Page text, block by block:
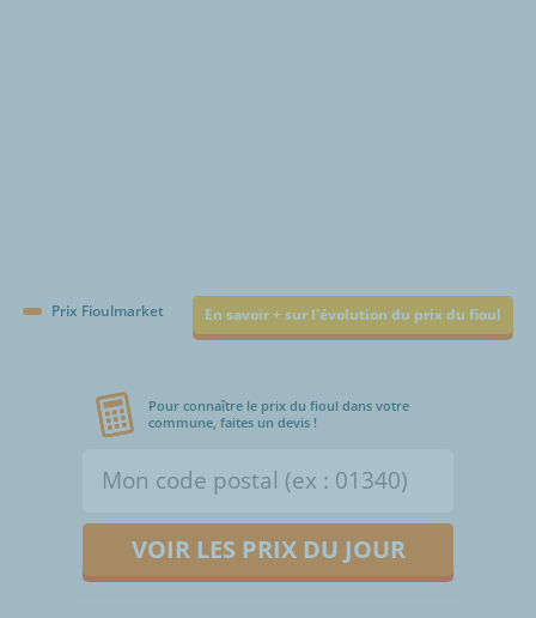
Prix Fioulmarket En savoir + sur l'évolution du prix du fioul
Pour connaître le prix du fioul dans votre
commune, faites un devis !
VOIR LES PRIX DU JOUR